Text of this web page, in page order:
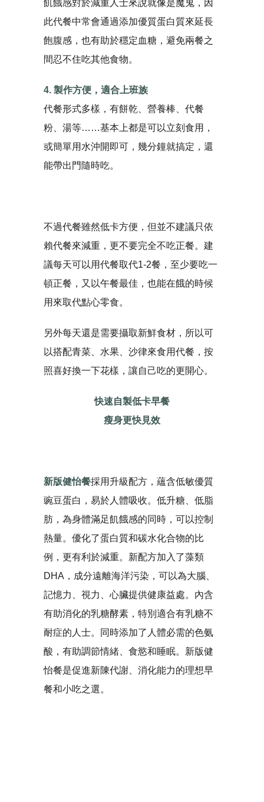
飢餓感對於減重人士來說就像是魔鬼，因
此代餐中常會通過添加優質蛋白質來延長
飽腹感，也有助於穩定血糖，避免兩餐之
間忍不住吃其他食物。
4. 製作方便，適合上班族
代餐形式多樣，有餅乾、營養棒、代餐
粉、湯等……基本上都是可以立刻食用，
或簡單用水沖開即可，幾分鐘就搞定，還
能帶出門隨時吃。
不過代餐雖然低卡方便，但並不建議只依
賴代餐來減重，更不要完全不吃正餐。建
議每天可以用代餐取代1-2餐，至少要吃一
頓正餐，又以午餐最佳，也能在餓的時候
用來取代點心零食。
另外每天還是需要攝取新鮮食材，所以可
以搭配青菜、水果、沙律來食用代餐，按
照喜好換一下花樣，讓自己吃的更開心。
快速自製低卡早餐
瘦身更快見效
新版健怡餐採用升級配方，蘊含低敏優質
豌豆蛋白，易於人體吸收。低升糖、低脂
肪，為身體滿足飢餓感的同時，可以控制
熱量。優化了蛋白質和碳水化合物的比
例，更有利於減重。新配方加入了藻類
DHA，成分遠離海洋污染，可以為大腦、
記憶力、視力、心臟提供健康益處。內含
有助消化的乳糖酵素，特別適合有乳糖不
耐症的人士。同時添加了人體必需的色氨
酸，有助調節情緒、食慾和睡眠。新版健
怡餐是促進新陳代謝、消化能力的理想早
餐和小吃之選。